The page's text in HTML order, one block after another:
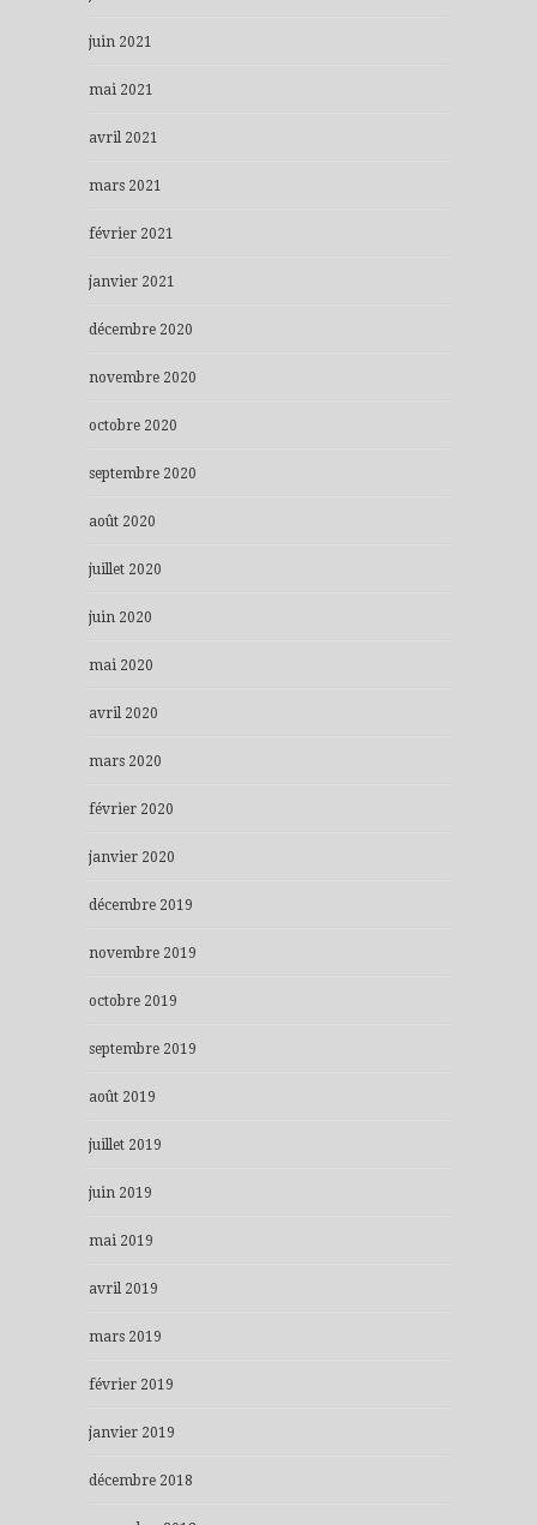
juin 2021
mai 2021
avril 2021
mars 2021
février 2021
janvier 2021
décembre 2020
novembre 2020
octobre 2020
septembre 2020
août 2020
juillet 2020
juin 2020
mai 2020
avril 2020
mars 2020
février 2020
janvier 2020
décembre 2019
novembre 2019
octobre 2019
septembre 2019
août 2019
juillet 2019
juin 2019
mai 2019
avril 2019
mars 2019
février 2019
janvier 2019
décembre 2018